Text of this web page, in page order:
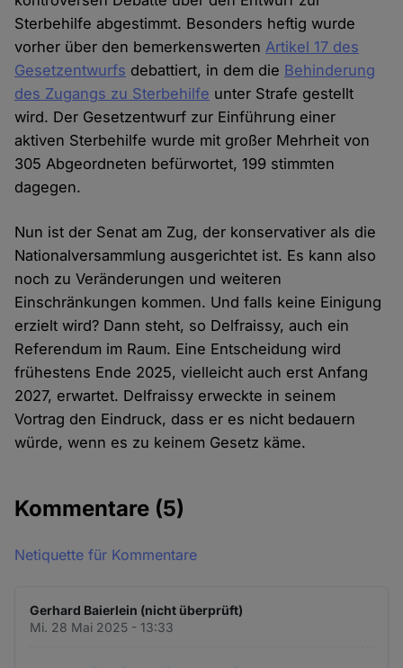
Sterbehilfe abgestimmt. Besonders heftig wurde
vorher über den bemerkenswertenArtikel 17 des
Gesetzentwurfs debattiert, in dem die Behinderung
des Zugangs zu Sterbehilfe unter Strafe gestellt
wird. Der Gesetzentwurf zur Einführung einer
aktiven Sterbehilfe wurde mit großer Mehrheit von
305 Abgeordneten befürwortet, 199 stimmten
dagegen.
Nun ist der Senat am Zug, der konservativer als die
Nationalversammlung ausgerichtet ist. Es kann also
noch zu Veränderungen und weiteren
Einschränkungen kommen. Und falls keine Einigung
erzielt wird? Dann steht, so Delfraissy, auch ein
Referendum im Raum. Eine Entscheidung wird
frühestens Ende 2025, vielleicht auch erst Anfang
2027, erwartet. Delfraissy erweckte in seinem
Vortrag den Eindruck, dass er es nicht bedauern
würde, wenn es zu keinem Gesetz käme.
Kommentare (5)
Netiquette für Kommentare
Gerhard Baierlein (nicht überprüft)
Mi. 28 Mai 2025 - 13:33